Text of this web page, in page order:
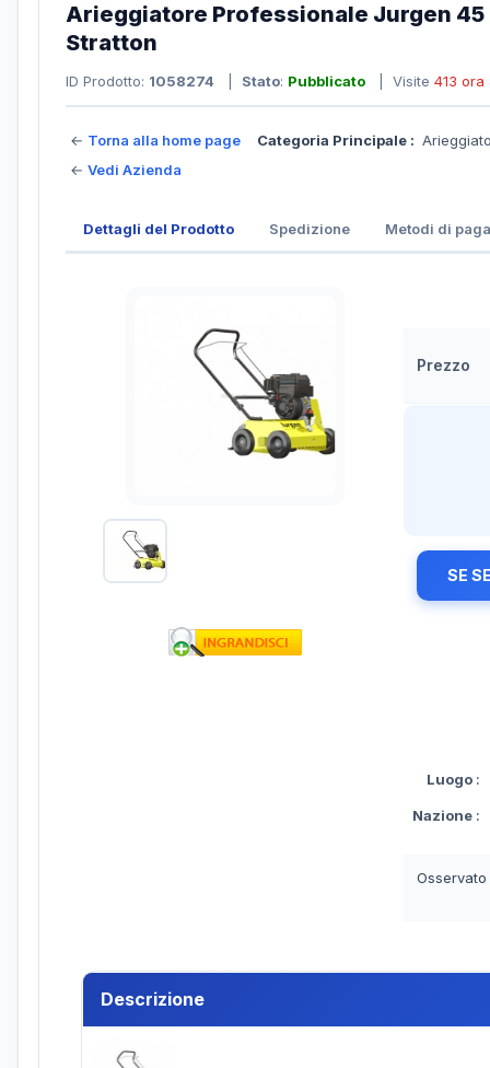
Arieggiatore Professionale Jurgen 45
Stratton
ID Prodotto: 1058274 Stato: Pubblicato | Visite 413 ora
← Torna alla home page
← Vedi Azienda
Categoria Principale :
Dettagli del Prodotto Spedizione Metodi di
Prezzo
SE
Luogo :
Nazione :
Descrizione